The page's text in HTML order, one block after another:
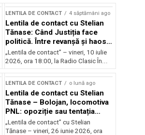
LENTILA DE CONTACT 4 săptămâni ago
Lentila de contact cu Stelian
Tănase: Când Justiția face
politică. Între revanșă și haos
instituțional
„Lentila de contact” – vineri, 10 iulie
2026, ora 18:00, la Radio Clasic În...
LENTILA DE CONTACT o lună ago
Lentila de contact cu Stelian
Tănase – Bolojan, locomotiva
PNL: opoziție sau tentația
puterii?
„Lentila de contact” cu Stelian
Tănase – vineri, 26 iunie 2026, ora